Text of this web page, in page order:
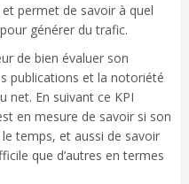
et permet de savoir à quel
générer du trafic.
de bien évaluer son
publications et la notoriété
net. En suivant ce KPI
en mesure de savoir si son
temps, et aussi de savoir
que d’autres en termes